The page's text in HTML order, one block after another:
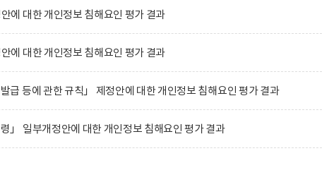
에 대한 개인정보 침해요인 평가 결과
에 대한 개인정보 침해요인 평가 결과
급 등에 관한 규칙」 제정안에 대한 개인정보 침해요인 평가 결과
」 일부개정안에 대한 개인정보 침해요인 평가 결과